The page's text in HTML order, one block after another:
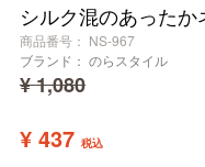
シルク混のあった
商品番号
NS-967
ブランド： のらスタイル
¥1,080
¥ 437 税込